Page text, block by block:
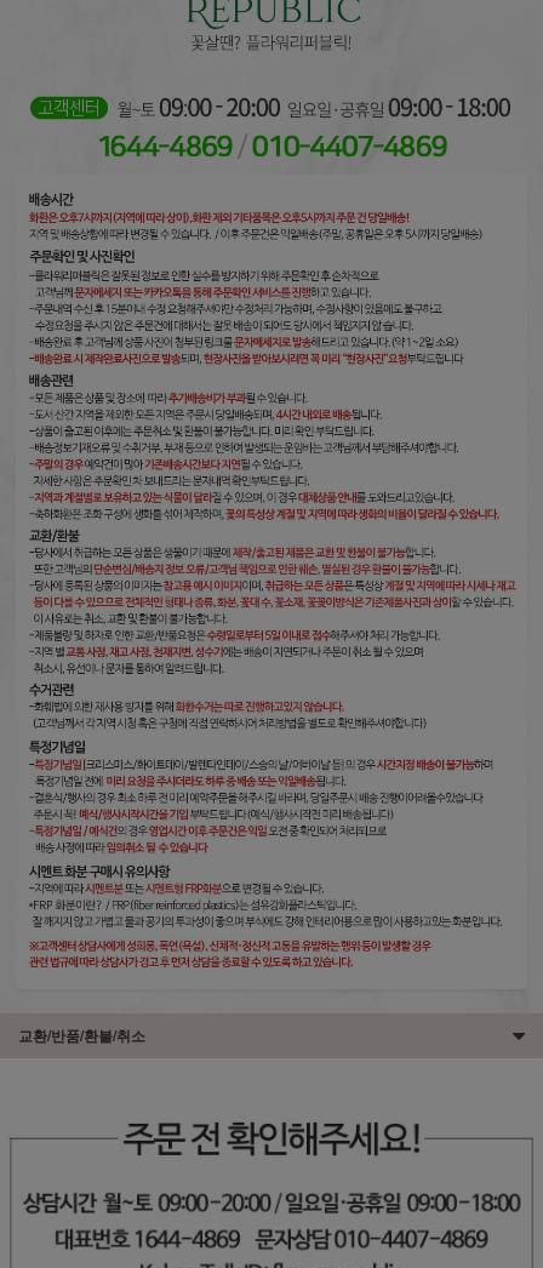
교환/반품/환불/취소